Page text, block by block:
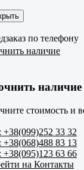
по телефону
наличие
наличие
стоимость и
+38(099)252 33 32
+38(068)488 83 13
+38(095)123 63 66
на Контакты